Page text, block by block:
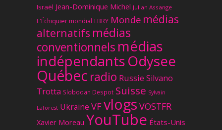
Israël Jean-Dominique Michel Julian Assange
L'Échiquier mondial LBRY Monde médias
alternatifs médias
conventionnels médias
indépendantsOdysee
Québec radio Russie Silvano
Trotta Slobodan Despot Suisse Sylvain
Laforest Ukraine VFvlogs VOSTFR
Xavier Moreau YouTube États-Unis